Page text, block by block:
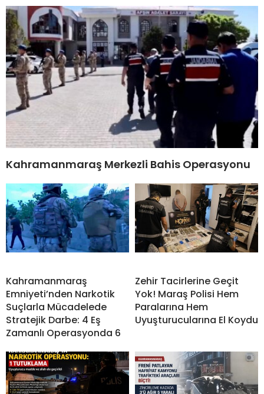
Kahramanmaraş Merkezli Bahis Operasyonu
Kahramanmaraş
Emniyeti’nden Narkotik
Suçlarla Mücadelede
Stratejik Darbe: 4 Eş
Zamanlı Operasyonda 6
Zehir Tacirlerine Geçit
Yok! Maraş Polisi Hem
Paralarına Hem
Uyuşturucularına El Koydu